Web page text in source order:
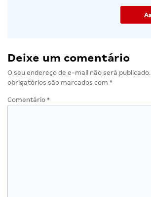
Deixe um comentário
O seu endereço de e-mail não será publicado.
obrigatórios são marcados com *
Comentário *